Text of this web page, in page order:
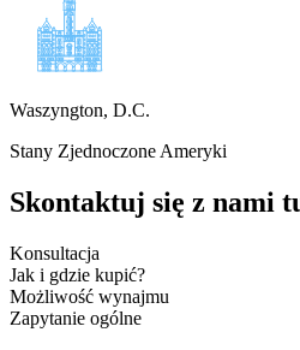
Waszyngton, D.C.
Stany Zjednoczone Ameryki
Skontaktuj się z nami
Konsultacja
Jak i gdzie kupić?
Możliwość wynajmu
Zapytanie ogólne